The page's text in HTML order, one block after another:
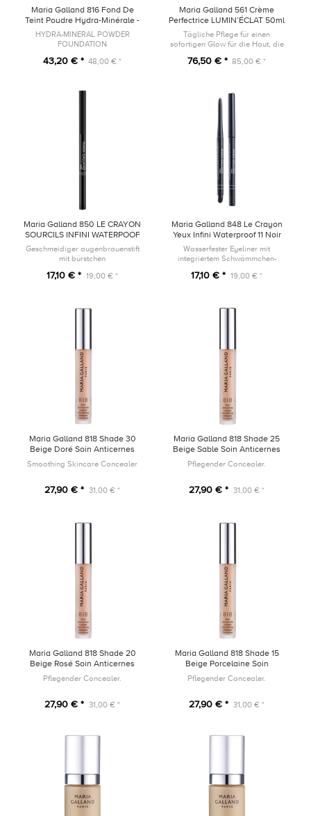
Maria Galland 816 Fond De
Teint Poudre Hydra-Minérale -
15 Beige
HYDRA-MINERAL POWDER
FOUNDATION
43,20 € * 48,00 € *
Maria Galland 561 Crème
Perfectrice LUMIN’ÉCLAT 50ml
Tägliche Pflege für einen
sofortigen Glow für die Haut, die
ausgesetzt ist.
76,50 € * 85,00 € *
Maria Galland 850 LE CRAYON
SOURCILS INFINI WATERPOOF
12 Chatain
Geschmeidiger augenbrauenstift
mit bürstchen
17,10 € * 19,00 € *
Maria Galland 848 Le Crayon
Yeux Infini Waterproof 11 Noir
Wasserfester Eyeliner mit
integriertem Schwämmchen-
17,10 € * 19,00 € *
Maria Galland 818 Shade 30
Beige Doré Soin Anticernes
Lissant 4ml
Smoothing Skincare Concealer
27,90 € * 31,00 € *
Maria Galland 818 Shade 25
Beige Sable Soin Anticernes
Lissant 4ml
Pflegender Concealer.
27,90 € * 31,00 € *
Maria Galland 818 Shade 20
Beige Rosé Soin Anticernes
Lissant 4ml
Pflegender Concealer.
27,90 € * 31,00 € *
Maria Galland 818 Shade 15
Beige Porcelaine Soin
Anticernes Lissant 4ml
Pflegender Concealer.
27,90 € * 31,00 € *